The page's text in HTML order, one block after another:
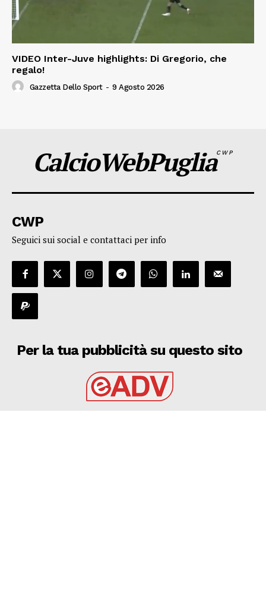
VIDEO Inter-Juve highlights: Di Gregorio, che
regalo!
Gazzetta Dello Sport - 9 Agosto 2026
CalcioWebPugliaCWP
CWP
Seguici sui social e contattaci per info
Per la tua pubblicità su questo sito